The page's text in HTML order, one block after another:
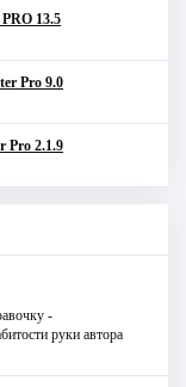
13.5
Pro 9.0
Pro 2.1.9
-
руки автора